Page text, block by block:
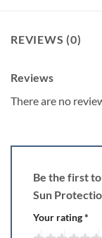
REVIEWS (0)
Reviews
There are no
Be the first
Sun
Your rating*